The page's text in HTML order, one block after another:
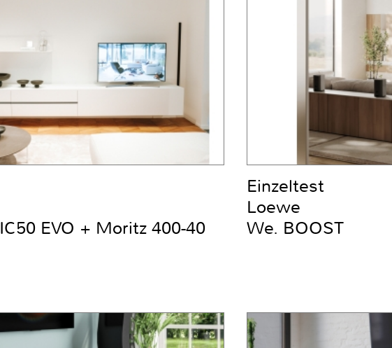
EVO + Moritz 400-40
Einzeltest
Loewe
We. BOOST